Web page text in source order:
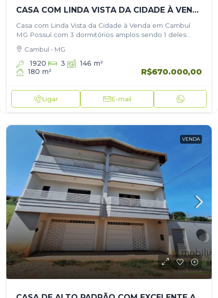
CASA COM LINDA VISTA DA CIDADE À VENDA EM CAMBUÍ MG
Casa com Linda Vista da Cidade à Venda em Cambuí
MG Possuí com 3 dormitórios amplos sendo 1 deles
para…
Cambuí - MG
1920 3 146 m²
180 m² R$670.000,00
Ligar E-mail
VENDA